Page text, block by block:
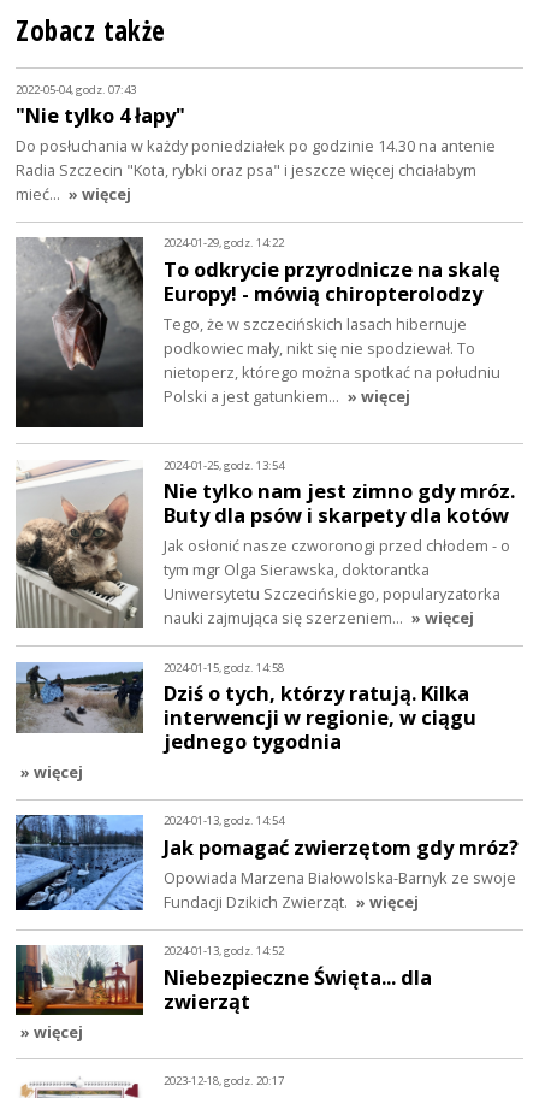
Zobacz także
2022-05-04, godz. 07:43
"Nie tylko 4 łapy"
Do posłuchania w każdy poniedziałek po godzinie 14.30 na antenie
Radia Szczecin "Kota, rybki oraz psa" i jeszcze więcej chciałabym
mieć… » więcej
2024-01-29, godz. 14:22
To odkrycie przyrodnicze na skalę
Europy! - mówią chiropterolodzy
Tego, że w szczecińskich lasach hibernuje
podkowiec mały, nikt się nie spodziewał. To
nietoperz, którego można spotkać na południu
Polski a jest gatunkiem… » więcej
2024-01-25, godz. 13:54
Nie tylko nam jest zimno gdy mróz.
Buty dla psów i skarpety dla kotów
Jak osłonić nasze czworonogi przed chłodem - o
tym mgr Olga Sierawska, doktorantka
Uniwersytetu Szczecińskiego, popularyzatorka
nauki zajmująca się szerzeniem… » więcej
2024-01-15, godz. 14:58
Dziś o tych, którzy ratują. Kilka
interwencji w regionie, w ciągu
jednego tygodnia
» więcej
2024-01-13, godz. 14:54
Jak pomagać zwierzętom gdy mróz?
Opowiada Marzena Białowolska-Barnyk ze swoje
Fundacji Dzikich Zwierząt. » więcej
2024-01-13, godz. 14:52
Niebezpieczne Święta... dla
zwierząt
» więcej
2023-12-18, godz. 20:17